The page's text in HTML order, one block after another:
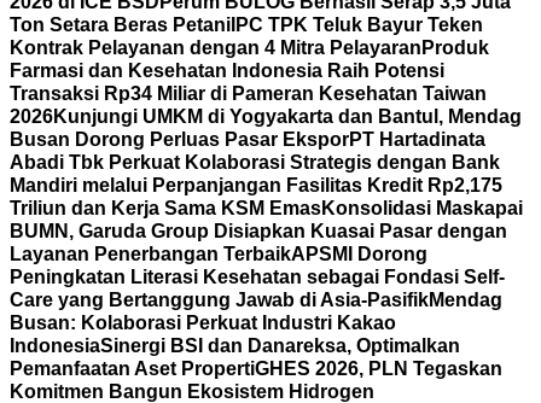
Ton Setara Beras Petani IPC TPK Teluk Bayur Teken
Kontrak Pelayanan dengan 4 Mitra Pelayaran Produk
Farmasi dan Kesehatan Indonesia Raih Potensi
Transaksi Rp34 Miliar di Pameran Kesehatan Taiwan
2026Kunjungi UMKM di Yogyakarta dan Bantul, Mendag
Busan Dorong Perluas Pasar EksporPT Hartadinata
Abadi Tbk Perkuat Kolaborasi Strategis dengan Bank
Mandiri melalui Perpanjangan Fasilitas Kredit Rp2,175
Triliun dan Kerja Sama KSM EmasKonsolidasi Maskapai
BUMN, Garuda Group Disiapkan Kuasai Pasar dengan
Layanan Penerbangan TerbaikAPSMI Dorong
Peningkatan Literasi Kesehatan sebagai Fondasi Self-
Care yang Bertanggung Jawab di Asia-PasifikMendag
Busan: Kolaborasi Perkuat Industri Kakao
IndonesiaSinergi BSI dan Danareksa, Optimalkan
Pemanfaatan Aset PropertiGHES 2026, PLN Tegaskan
Komitmen Bangun Ekosistem Hidrogen